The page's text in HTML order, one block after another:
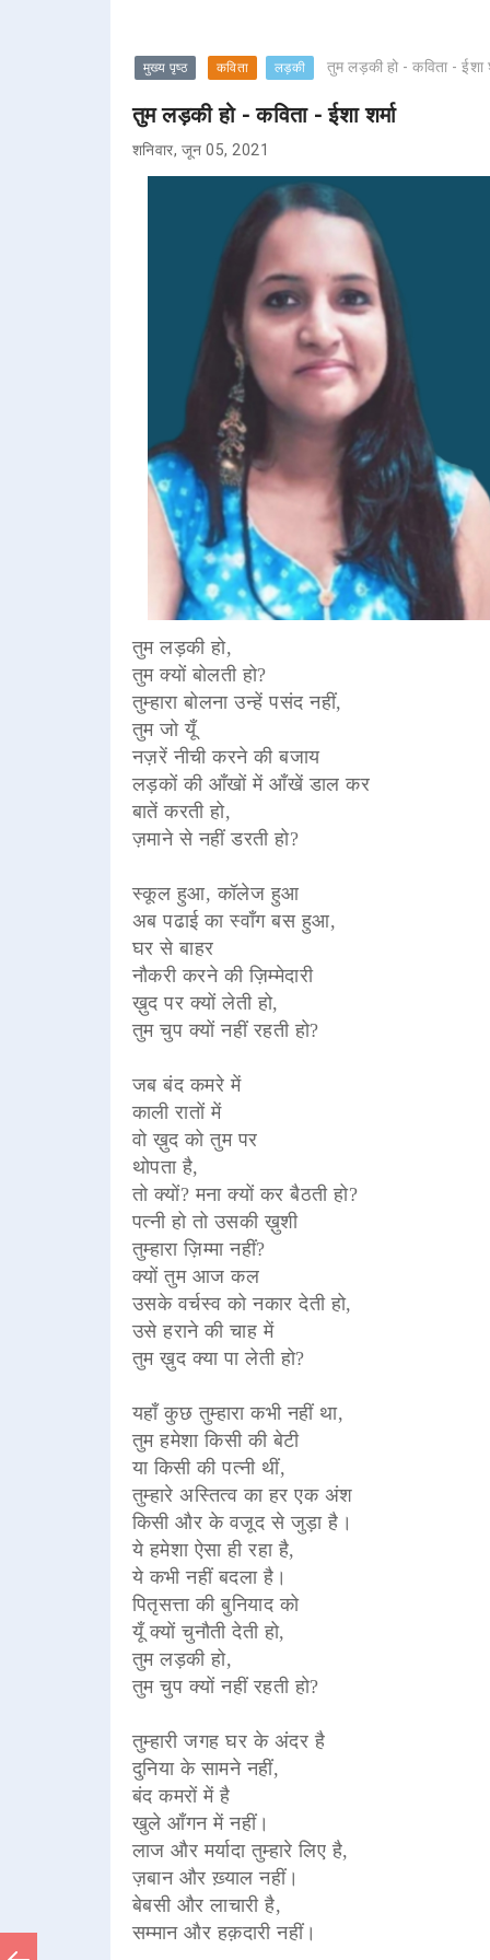
मुख्य पृष्ठ कविता लड़की तुम लड़की हो - कविता - ईशा
तुम लड़की हो - कविता - ईशा शर्मा
शनिवार, जून 05, 2021
तुम लड़की हो,
तुम क्यों बोलती हो?
तुम्हारा बोलना उन्हें पसंद नहीं,
तुम जो यूँ
नज़रें नीची करने की बजाय
लड़कों की आँखों में आँखें डाल कर
बातें करती हो,
ज़माने से नहीं डरती हो?
स्कूल हुआ, कॉलेज हुआ
अब पढाई का स्वाँग बस हुआ,
घर से बाहर
नौकरी करने की ज़िम्मेदारी
ख़ुद पर क्यों लेती हो,
तुम चुप क्यों नहीं रहती हो?
जब बंद कमरे में
काली रातों में
वो ख़ुद को तुम पर
थोपता है,
तो क्यों? मना क्यों कर बैठती हो?
पत्नी हो तो उसकी ख़ुशी
तुम्हारा ज़िम्मा नहीं?
क्यों तुम आज कल
उसके वर्चस्व को नकार देती हो,
उसे हराने की चाह में
तुम ख़ुद क्या पा लेती हो?
यहाँ कुछ तुम्हारा कभी नहीं था,
तुम हमेशा किसी की बेटी
या किसी की पत्नी थीं,
तुम्हारे अस्तित्व का हर एक अंश
किसी और के वजूद से जुड़ा है।
ये हमेशा ऐसा ही रहा है,
ये कभी नहीं बदला है।
पितृसत्ता की बुनियाद को
यूँ क्यों चुनौती देती हो,
तुम लड़की हो,
तुम चुप क्यों नहीं रहती हो?
तुम्हारी जगह घर के अंदर है
दुनिया के सामने नहीं,
बंद कमरों में है
खुले आँगन में नहीं।
लाज और मर्यादा तुम्हारे लिए है,
ज़बान और ख़्याल नहीं।
बेबसी और लाचारी है,
सम्मान और हक़दारी नहीं।